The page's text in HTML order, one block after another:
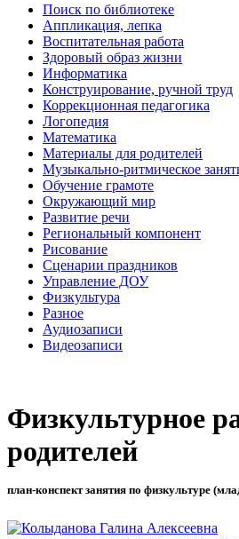
Поиск по библиотеке
Аппликация, лепка
Воспитательная работа
Здоровый образ жизни
Информатика
Конструирование, ручной труд
Коррекционная педагогика
Логопедия
Математика
Материалы для родителей
Музыкально-ритмическое
Обучение грамоте
Окружающий мир
Развитие речи
Региональный компонент
Рисование
Сценарии праздников
Управление ДОУ
Физкультура
Разное
Аудиозаписи
Видеозаписи
Физкультурное
родителей
план-конспект занятия по физкультуре